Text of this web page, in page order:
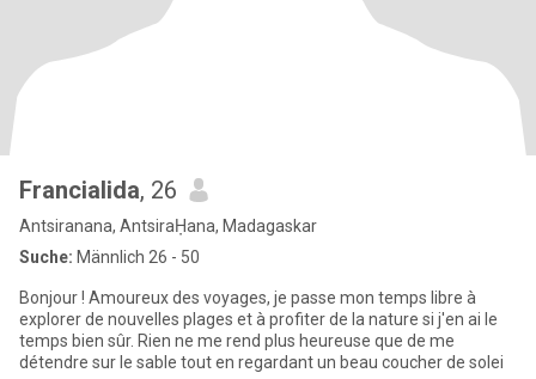
Francialida, 26
Antsiranana, AntsiraḤana, Madagaskar
Suche: Männlich 26 - 50
Bonjour ! Amoureux des voyages, je passe mon temps libre à
explorer de nouvelles plages et à profiter de la nature si j'en ai le
temps bien sûr. Rien ne me rend plus heureuse que de me
détendre sur le sable tout en regardant un beau coucher de solei